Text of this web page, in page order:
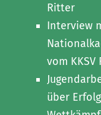
Ritter
Interview
vom KKSV
über